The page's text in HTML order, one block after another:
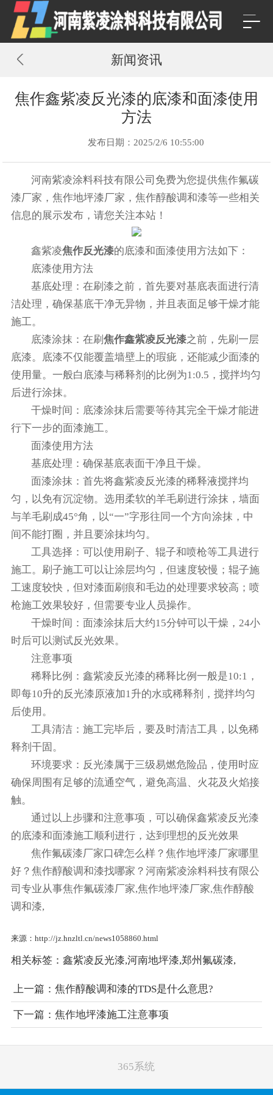
新闻资讯
焦作鑫紫凌反光漆的底漆和面漆使用
方法
发布日期：2025/2/6 10:55:00
河南紫凌涂料科技有限公司免费为您提供焦作氟碳
漆厂家 ，焦作地坪漆厂家，焦作醇酸调和漆等一些相关
信息的展示发布，请您关注本站！
鑫紫凌焦作反光漆的底漆和面漆使用方法‌如下：
底漆使用方法
‌基底处理‌：在刷漆之前，首先要对基底表面进行清
洁处理，确保基底干净无异物，并且表面足够干燥才能
施工。‌
‌底漆涂抹‌：在刷焦作鑫紫凌反光漆之前，先刷一层
底漆。底漆不仅能覆盖墙壁上的瑕疵，还能减少面漆的
使用量。一般白底漆与稀释剂的比例为1:0.5，搅拌均匀
后进行涂抹。
‌干燥时间‌：底漆涂抹后需要等待其完全干燥才能进
行下一步的面漆施工。‌
面漆使用方法
‌基底处理‌：确保基底表面干净且干燥。
‌面漆涂抹‌：首先将鑫紫凌反光漆的稀释液搅拌均
匀，以免有沉淀物。选用柔软的羊毛刷进行涂抹，墙面
与羊毛刷成45°角，以“一”字形往同一个方向涂抹，中
间不能打圈，并且要涂抹均匀。
‌工具选择‌：可以使用刷子、辊子和喷枪等工具进行
施工。刷子施工可以让涂层均匀，但速度较慢；辊子施
工速度较快，但对漆面刷痕和毛边的处理要求较高；喷
枪施工效果较好，但需要专业人员操作。‌
‌干燥时间‌：面漆涂抹后大约15分钟可以干燥，24小
时后可以测试反光效果。‌
注意事项
‌稀释比例‌：鑫紫凌反光漆的稀释比例一般是10:1，
即每10升的反光漆原液加1升的水或稀释剂，搅拌均匀
后使用。
‌工具清洁‌：施工完毕后，要及时清洁工具，以免稀
释剂干固。
‌环境要求‌：反光漆属于三级易燃危险品，使用时应
确保周围有足够的流通空气，避免高温、火花及火焰接
触。
通过以上步骤和注意事项，可以确保鑫紫凌反光漆
的底漆和面漆施工顺利进行，达到理想的反光效果
焦作氟碳漆厂家口碑怎么样？焦作地坪漆厂家哪里
好？焦作醇酸调和漆找哪家？河南紫凌涂料科技有限公
司专业从事焦作氟碳漆厂家,焦作地坪漆厂家,焦作醇酸
调和漆,
来源：http://jz.hnzltl.cn/news1058860.html
相关标签： 鑫紫凌反光漆,河南地坪漆,郑州氟碳漆,
上一篇： 焦作醇酸调和漆的TDS是什么意思?
下一篇： 焦作地坪漆施工注意事项
365系统